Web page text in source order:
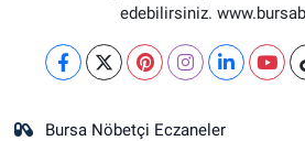
edebilirsiniz.
Bursa Nöbetçi Eczaneler